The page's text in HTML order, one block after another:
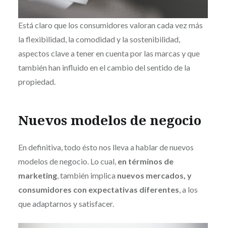
Está claro que los consumidores valoran cada vez más
la flexibilidad, la comodidad y la sostenibilidad,
aspectos clave a tener en cuenta por las marcas y que
también han influido en el cambio del sentido de la
propiedad.
Nuevos modelos de negocio
En definitiva, todo ésto nos lleva a hablar de nuevos
modelos de negocio. Lo cual, en términos de
marketing, también implica nuevos mercados, y
consumidores con expectativas diferentes , a los
que adaptarnos y satisfacer.